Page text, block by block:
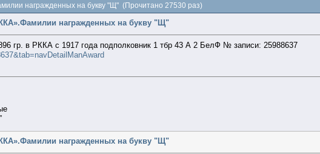
награжденных на букву "Щ" (Прочитано 27530 раз)
награжденных на букву "Щ"
гр. в РККА с 1917 года подполковник 1 тбр 43 А 2 БелФ № записи: 25988637
награжденных на букву "Щ"